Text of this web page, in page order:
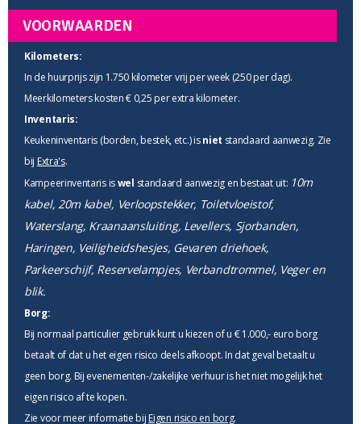
VOORWAARDEN
Kilometers:
In de huurprijs zijn 1.750 kilometer vrij per week (250 per dag).
Meerkilometers kosten € 0,25 per extra kilometer.
Inventaris:
Keukeninventaris (borden, bestek, etc.) isniet standaard aanwezig. Zie
bij Extra's.
Kampeerinventaris iswel standaard aanwezig en bestaat uit: 10m
kabel, 20m kabel, Verloopstekker, Toiletvloeistof,
Waterslang, Kraanaansluiting, Levellers, Sjorbanden,
Haringen, Veiligheidshesjes, Gevaren driehoek,
Parkeerschijf, Reservelampjes, Verbandtrommel, Veger en
blik.
Borg:
Bij normaal particulier gebruik kunt u kiezen of u € 1.000,- euro borg
betaalt of dat u het eigen risico deels afkoopt. In dat geval betaalt u
geen borg. Bij evenementen-/zakelijke verhuur is het niet mogelijk het
eigen risico af te kopen.
Zie voor meer informatie bij Eigen risico en borg.